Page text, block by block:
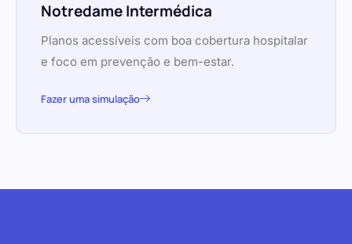
Notredame Intermédica
Planos acessíveis com boa cobertura hospitalar
e foco em prevenção e bem-estar.
Fazer uma simulação